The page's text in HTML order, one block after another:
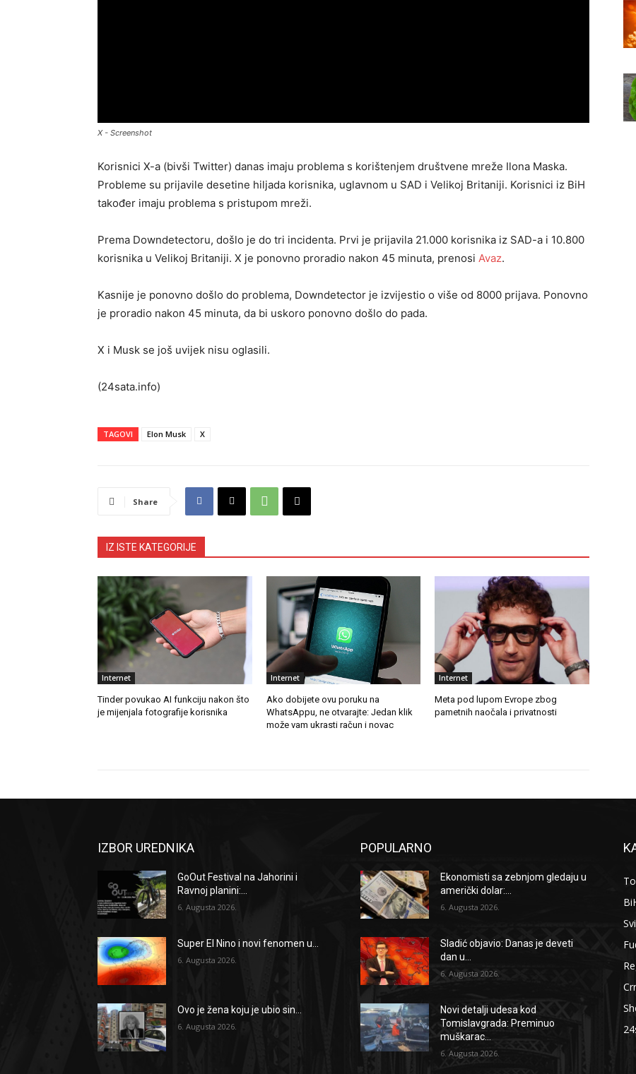
X - Screenshot
Korisnici X-a (bivši Twitter) danas imaju problema s korištenjem društvene mreže Ilona Maska.
Probleme su prijavile desetine hiljada korisnika, uglavnom u SAD i Velikoj Britaniji. Korisnici iz BiH
također imaju problema s pristupom mreži.
Prema Downdetectoru, došlo je do tri incidenta. Prvi je prijavila 21.000 korisnika iz SAD-a i 10.800
korisnika u Velikoj Britaniji. X je ponovno proradio nakon 45 minuta, prenosi Avaz.
Kasnije je ponovno došlo do problema, Downdetector je izvijestio o više od 8000 prijava. Ponovno
je proradio nakon 45 minuta, da bi uskoro ponovno došlo do pada.
X i Musk se još uvijek nisu oglasili.
(24sata.info)
TAGOVI Elon Musk X
Share
IZ ISTE KATEGORIJE
Internet
Tinder povukao AI funkciju nakon što
je mijenjala fotografije korisnika
Internet
Ako dobijete ovu poruku na
WhatsAppu, ne otvarajte: Jedan klik
može vam ukrasti račun i novac
Internet
Meta pod lupom Evrope zbog
pametnih naočala i privatnosti
IZBOR UREDNIKA
GoOut Festival na Jahorini i
Ravnoj planini:...
6. Augusta 2026.
Super El Nino i novi fenomen u...
6. Augusta 2026.
Ovo je žena koju je ubio sin...
6. Augusta 2026.
POPULARNO
Ekonomisti sa zebnjom gledaju u
američki dolar:...
6. Augusta 2026.
Sladić objavio: Danas je deveti
dan u...
6. Augusta 2026.
Novi detalji udesa kod
Tomislavgrada: Preminuo
muškarac...
6. Augusta 2026.